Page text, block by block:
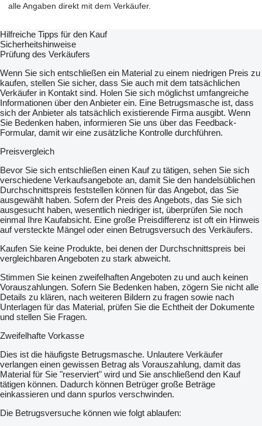
alle Angaben direkt mit dem Verkäufer.
Hilfreiche Tipps für den Kauf
Sicherheitshinweise
Prüfung des Verkäufers
Wenn Sie sich entschließen ein Material zu einem niedrigen Preis zu
kaufen, stellen Sie sicher, dass Sie auch mit dem tatsächlichen
Verkäufer in Kontakt sind. Holen Sie sich möglichst umfangreiche
Informationen über den Anbieter ein. Eine Betrugsmasche ist, dass
sich der Anbieter als tatsächlich existierende Firma ausgibt. Wenn
Sie Bedenken haben, informieren Sie uns über das Feedback-
Formular, damit wir eine zusätzliche Kontrolle durchführen.
Preisvergleich
Bevor Sie sich entschließen einen Kauf zu tätigen, sehen Sie sich
verschiedene Verkaufsangebote an, damit Sie den handelsüblichen
Durchschnittspreis feststellen können für das Angebot, das Sie
ausgewählt haben. Sofern der Preis des Angebots, das Sie sich
ausgesucht haben, wesentlich niedriger ist, überprüfen Sie noch
einmal Ihre Kaufabsicht. Eine große Preisdifferenz ist oft ein Hinweis
auf versteckte Mängel oder einen Betrugsversuch des Verkäufers.
Kaufen Sie keine Produkte, bei denen der Durchschnittspreis bei
vergleichbaren Angeboten zu stark abweicht.
Stimmen Sie keinen zweifelhaften Angeboten zu und auch keinen
Vorauszahlungen. Sofern Sie Bedenken haben, zögern Sie nicht alle
Details zu klären, nach weiteren Bildern zu fragen sowie nach
Unterlagen für das Material, prüfen Sie die Echtheit der Dokumente
und stellen Sie Fragen.
Zweifelhafte Vorkasse
Dies ist die häufigste Betrugsmasche. Unlautere Verkäufer
verlangen einen gewissen Betrag als Vorauszahlung, damit das
Material für Sie "reserviert" wird und Sie anschließend den Kauf
tätigen können. Dadurch können Betrüger große Beträge
einkassieren und dann spurlos verschwinden.
Die Betrugsversuche können wie folgt ablaufen: